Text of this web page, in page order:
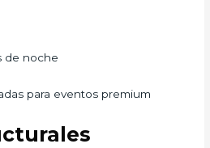
de noche
para eventos premium